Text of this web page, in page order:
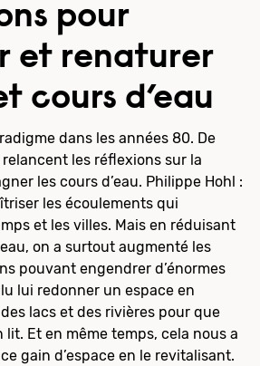
pour
et renaturer
cours d’eau
dans les années 80. De
les réflexions sur la
les cours d’eau. Philippe Hohl :
les écoulements qui
et les villes. Mais en réduisant
on a surtout augmenté les
pouvant engendrer d’énormes
lui redonner un espace en
lacs et des rivières pour que
lit. Et en même temps, cela nous a
gain d’espace en le revitalisant.